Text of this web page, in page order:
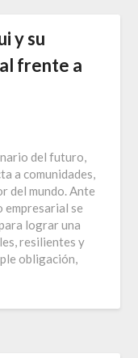
y su
frente a
del futuro,
a comunidades,
del mundo. Ante
empresarial se
lograr una
resilientes y
obligación,